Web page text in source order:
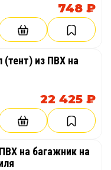
748 ₽
из ПВХ на
22 425 ₽
на багажник на